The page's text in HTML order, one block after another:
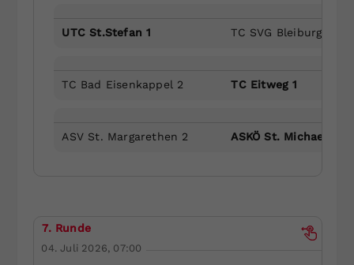
UTC St.Stefan 1 TC SVG Bleiburg 2
TC Bad Eisenkappel 2 TC Eitweg 1
ASV St. Margarethen 2 ASKÖ St. Michael/
7. Runde
04. Juli 2026, 07:00